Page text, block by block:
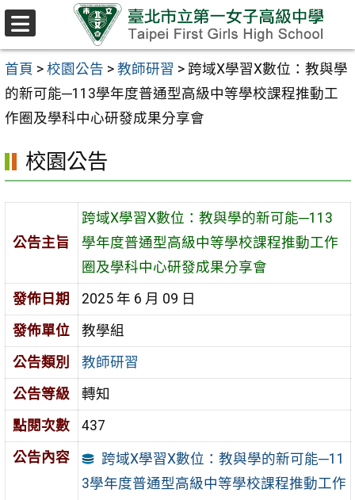
跳至主要內容區
首頁 > 校園公告 > 教師研習 > 跨域X學習X數位：教與學
的新可能─113學年度普通型高級中等學校課程推動工
作圈及學科中心研發成果分享會
校園公告
公告主旨
跨域X學習X數位：教與學的新可能─113
學年度普通型高級中等學校課程推動工作
圈及學科中心研發成果分享會
發佈日期
2025 年 6 月 09 日
發佈單位
教學組
公告類別
教師研習
公告等級
轉知
點閱次數
437
公告內容
跨域X學習X數位：教與學的新可能─11
3學年度普通型高級中等學校課程推動工作
選
單